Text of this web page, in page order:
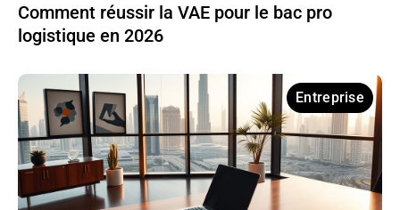
Comment réussir la VAE pour le bac pro
logistique en 2026
Entreprise